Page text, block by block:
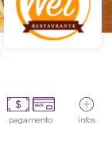
pagamento infos